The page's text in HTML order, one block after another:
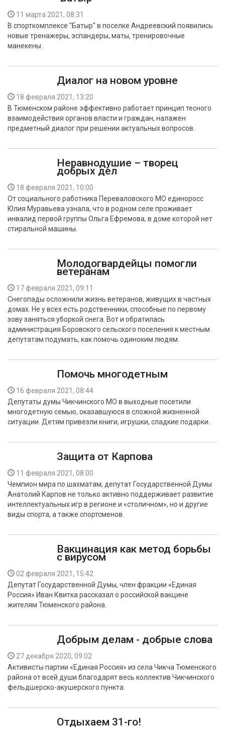
11 марта 2021, 08:31
В спорткомплексе "Батыр" в поселке Андреевский появились
новые тренажеры, эспандеры, маты, тренировочные
манекены.
Диалог на новом уровне
18 февраля 2021, 13:20
В Тюменском районе эффективно работает принцип тесного
взаимодействия органов власти и граждан, налажен
предметный диалог при решении актуальных вопросов.
Неравнодушие – творец
добрых дел
18 февраля 2021, 10:00
От социального работника Переваловского МО единоросс
Юлия Муравьева узнала, что в родном селе проживает
инвалид первой группы Ольга Ефремова, в доме которой нет
стиральной машины.
Молодогвардейцы помогли
ветеранам
17 февраля 2021, 09:11
Снегопады осложнили жизнь ветеранов, живущих в частных
домах. Не у всех есть родственники, способные по первому
зову заняться уборкой снега. Вот и обратилась
администрация Боровского сельского поселения к местным
депутатам подумать, как помочь одиноким людям.
Помочь многодетным
16 февраля 2021, 08:44
Депутаты думы Чикчинского МО в выходные посетили
многодетную семью, оказавшуюся в сложной жизненной
ситуации. Детям привезли книги, игрушки, сладкие подарки.
Защита от Карпова
11 февраля 2021, 08:00
Чемпион мира по шахматам, депутат Государственной Думы
Анатолий Карпов не только активно поддерживает развитие
интеллектуальных игр в регионе и «столичном», но и другие
виды спорта, а также спортсменов.
Вакцинация как метод борьбы
с вирусом
02 февраля 2021, 15:42
Депутат Государственной Думы, член фракции «Единая
Россия» Иван Квитка рассказал о российской вакцине
жителям Тюменского района.
Добрым делам - добрые слова
27 декабря 2020, 09:02
Активисты партии «Единая Россия» из села Чикча Тюменского
района от всей души благодарят весь коллектив Чикчинского
фельдшерско-акушерского пункта.
Отдыхаем 31-го!